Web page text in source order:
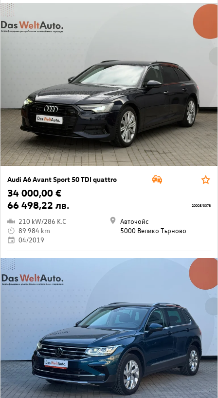
Audi A6 Avant Sport 50 TDI quattro
34 000,00 €
66 498,22 лв.
210 kW/286 K.C
89 984 km
04/2019
Авточойс
5000 Велико Търново
20005/3078